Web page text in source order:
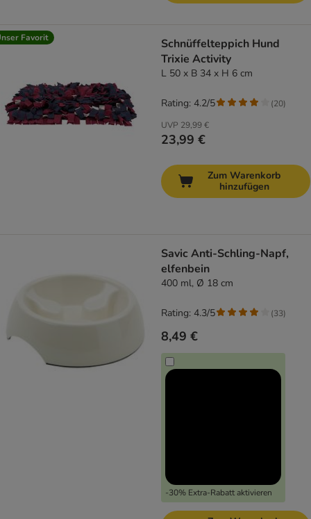
Favorit
Schnüffelteppich Hund
Trixie Activity
L 50 x B 34 x H 6 cm
UVP 29,99 €
23,99 €
Rating: 4.2/5 (20)
Zum Warenkorb
hinzufügen
Savic Anti-Schling-Napf,
elfenbein
400 ml, Ø 18 cm
8,49 €
-30% Extra-Rabatt aktivieren
Rating: 4.3/5 (33)